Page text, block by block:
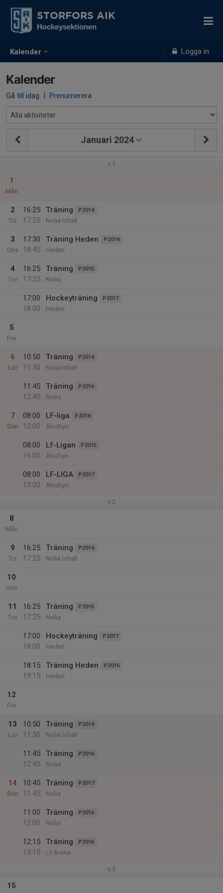
Kalender Logga in
STORFORS AIK
Hockeysektionen
Kalender
Gå till idag | Prenumerera
Januari 2024
v.1
1
Mån
2
Tis
16:25
17:25
Träning P2014
Nolia Ishall
3
Ons
17:30
18:45
Träning Heden P2014
Heden
4
Tor
16:25
17:25
Träning P2015
Nolia
17:00
18:00
Hockeyträning P2017
Heden
5
Fre
6
Lör
10:50
11:50
Träning P2014
Nolia Ishall
11:45
12:45
Träning P2016
Nolia
7
Sön
08:00
12:00
LF-liga P2016
Älvsbyn
08:00
16:00
Lf-Ligan P2015
Älvsbyn
08:00
13:00
LF-LIGA P2017
Älvsbyn
v.2
8
Mån
9
Tis
16:25
17:25
Träning P2014
Nolia Ishall
10
Ons
11
Tor
16:25
17:25
Träning P2015
Nolia
17:00
18:00
Hockeyträning P2017
Heden
18:15
19:15
Träning Heden P2016
Heden
12
Fre
13
Lör
10:50
11:50
Träning P2014
Nolia Ishall
11:45
12:45
Träning P2016
Nolia
14
Sön
10:45
11:45
Träning P2017
Nolia
11:00
12:00
Träning P2016
Nolia
12:15
13:15
Träning P2015
Lf-Arena
v.3
15